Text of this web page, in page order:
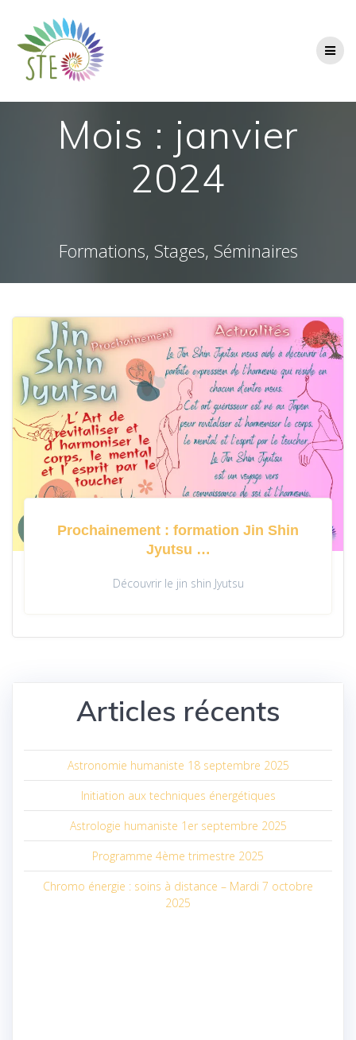
Mois : janvier
2024
Formations, Stages, Séminaires
Prochainement : formation Jin Shin
Jyutsu …
Découvrir le jin shin Jyutsu
Articles récents
Astronomie humaniste 18 septembre 2025
Initiation aux techniques énergétiques
Astrologie humaniste 1er septembre 2025
Programme 4ème trimestre 2025
Chromo énergie : soins à distance – Mardi 7 octobre
2025